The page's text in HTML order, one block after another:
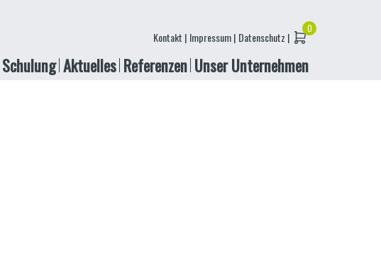
Kontakt | Impressum | Datenschutz |
Schulung Aktuelles Referenzen Unser Unternehmen